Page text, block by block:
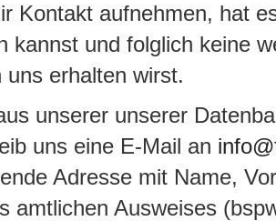
Kontakt aufnehmen, hat
kannst und folglich keine
erhalten wirst.
unserer unserer
uns eine E-Mail an
Adresse mit Name,
amtlichen Ausweises